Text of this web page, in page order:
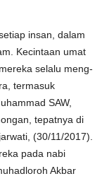
insan, dalam
Kecintaan umat
selalu meng-
termasuk
SAW,
tepatnya di
(30/11/2017).
pada nabi
Akbar